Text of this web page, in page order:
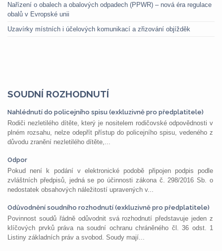
Nařízení o obalech a obalových odpadech (PPWR) – nová éra regulace
obalů v Evropské unii
Uzavírky místních i účelových komunikací a zřizování objížděk
SOUDNÍ ROZHODNUTÍ
Nahlédnutí do policejního spisu (exkluzivně pro předplatitele)
Rodiči nezletilého dítěte, který je nositelem rodičovské odpovědnosti v
plném rozsahu, nelze odepřít přístup do policejního spisu, vedeného z
důvodu zranění nezletilého dítěte,...
Odpor
Pokud není k podání v elektronické podobě připojen podpis podle
zvláštních předpisů, jedná se po účinnosti zákona č. 298/2016 Sb. o
nedostatek obsahových náležitostí upravených v...
Odůvodnění soudního rozhodnutí (exkluzivně pro předplatitele)
Povinnost soudů řádně odůvodnit svá rozhodnutí představuje jeden z
klíčových prvků práva na soudní ochranu chráněného čl. 36 odst. 1
Listiny základních práv a svobod. Soudy mají...